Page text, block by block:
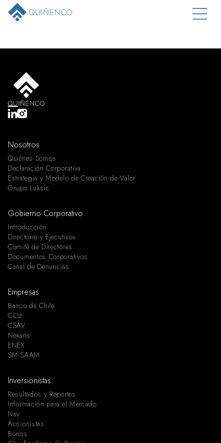
Nosotros
Quiénes Somos
Declaración Corporativa
Estrategia y Modelo de Creación de Valor
Grupo Luksic
Gobierno Corporativo
Introducción
Directorio y Ejecutivos
Comité de Directores
Documentos Corporativos
Canal de Denuncias
Empresas
Banco de Chile
CCU
CSAV
Nexans
ENEX
SM SAAM
Inversionistas
Resultados y Reportes
Información para el Mercado
Nav
Accionistas
Bonos